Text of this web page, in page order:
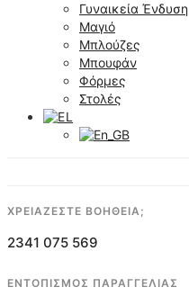
Γυναικεία Ένδυση
Μαγιό
Μπλούζες
Μπουφάν
Φόρμες
Στολές
ΧΡΕΙΑΖΕΣΤΕ ΒΟΗΘΕΙΑ;
2341 075 569
ΕΝΤΟΠΙΣΜΟΣ ΠΑΡΑΓΓΕΛΙΑΣ